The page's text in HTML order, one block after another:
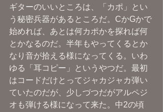
ギターのいいところは、「カポ」とい
う秘密兵器があるところだ。CかGかで
始めれば、あとは何カポかを探れば何
とかなるのだ。半年もやってくるとか
なり音が拾える様になってくる。いわ
ゆる「耳コピー」というやつだ。最初
はコードだけとってジャカジャカ弾い
ていたのだが、少しづつだがアルペジ
オも弾ける様になって来た。中2の頃